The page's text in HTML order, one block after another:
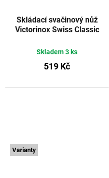
Skládací svačinový nůž
Victorinox Swiss Classic
černýVICTORINOX
Skladem3 ks
519 Kč
Varianty